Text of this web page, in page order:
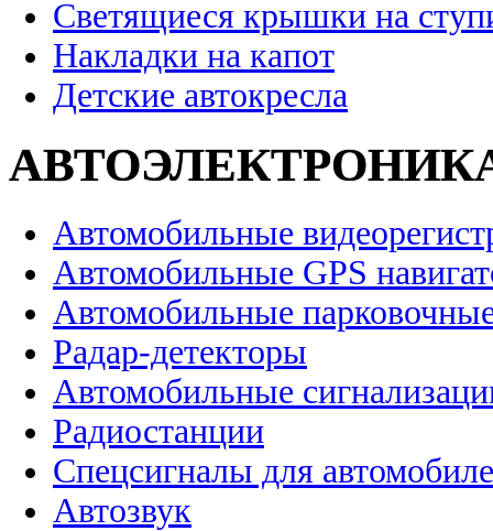
Светящиеся крышки на
Накладки на капот
Детские автокресла
Автомобильные
Автомобильные GPS
Автомобильные
Радар-детекторы
Автомобильные
Радиостанции
Спецсигналы для
Автозвук